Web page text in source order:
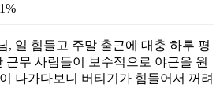
%
, 일 힘들고 주말 출근에 대충 하루 평
근무 사람들이 보수적으로 야근을 원
나가다보니 버티기가 힘들어서 꺼려